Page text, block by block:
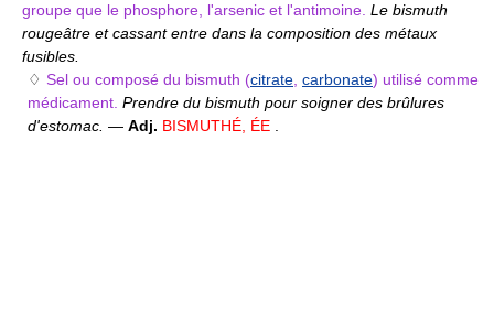
groupe que le phosphore, l'arsenic et l'antimoine. Le bismuth
rougeâtre et cassant entre dans la composition des métaux
fusibles.
♢ Sel ou composé du bismuth (citrate, carbonate) utilisé comme
médicament. Prendre du bismuth pour soigner des brûlures
d'estomac. — Adj. BISMUTHÉ, ÉE .